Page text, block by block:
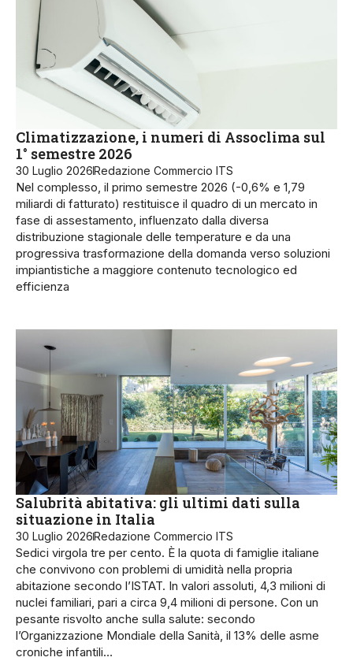
Climatizzazione, i numeri di Assoclima sul
1° semestre 2026
30 Luglio 2026Redazione Commercio ITS
Nel complesso, il primo semestre 2026 (-0,6% e 1,79
miliardi di fatturato) restituisce il quadro di un mercato in
fase di assestamento, influenzato dalla diversa
distribuzione stagionale delle temperature e da una
progressiva trasformazione della domanda verso soluzioni
impiantistiche a maggiore contenuto tecnologico ed
efficienza
Salubrità abitativa: gli ultimi dati sulla
situazione in Italia
30 Luglio 2026Redazione Commercio ITS
Sedici virgola tre per cento. È la quota di famiglie italiane
che convivono con problemi di umidità nella propria
abitazione secondo l’ISTAT. In valori assoluti, 4,3 milioni di
nuclei familiari, pari a circa 9,4 milioni di persone. Con un
pesante risvolto anche sulla salute: secondo
l’Organizzazione Mondiale della Sanità, il 13% delle asme
croniche infantili…